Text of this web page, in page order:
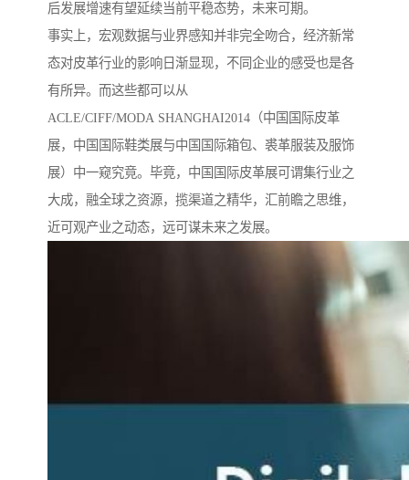
后发展增速有望延续当前平稳态势，未来可期。
事实上，宏观数据与业界感知并非完全吻合，经济新常
态对皮革行业的影响日渐显现，不同企业的感受也是各
有所异。而这些都可以从
ACLE/CIFF/MODA SHANGHAI2014（中国国际皮革
展，中国国际鞋类展与中国国际箱包、裘革服装及服饰
展）中一窥究竟。毕竟，中国国际皮革展可谓集行业之
大成，融全球之资源，揽渠道之精华，汇前瞻之思维，
近可观产业之动态，远可谋未来之发展。